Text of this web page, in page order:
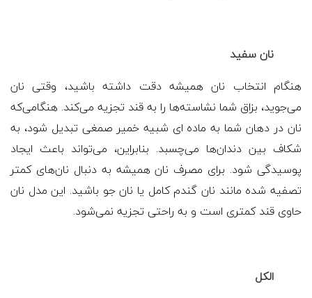
نان سفید
هنگام انتخاب نان همیشه دقت داشته باشید، وقتی نان
می‌جوید، بزاق شما نشاسته‌ها را به قند تجزیه می‌کند. هنگامی‌که
نان در دهان شما به ماده ای شبیه خمیر صمغی تبدیل شود، به
شکاف بین دندان‌ها می‌چسبد. بنابراین، می‌تواند باعث ایجاد
پوسیدگی شود. برای مصرف نان همیشه به دنبال نان‌های کمتر
تصفیه شده مانند نان گندم کامل یا نان جو باشید. این مدل نان
حاوی قند کمتری است و به راحتی تجزیه نمی‌شود.
الکل